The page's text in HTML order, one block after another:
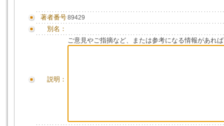
著者番号89429
別名：
説明：
ご意見やご指摘など、または参考になる情報があれ